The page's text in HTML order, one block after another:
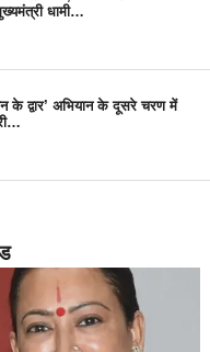
धामी…
द्वार’ अभियान के दूसरे चरण में